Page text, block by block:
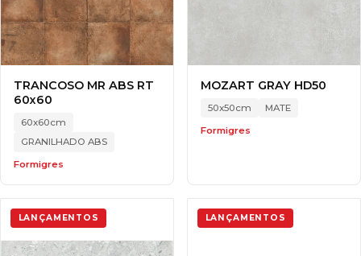
TRANCOSO MR ABS RT
60x60
60x60cm
GRANILHADO ABS
Formigres
MOZART GRAY HD50
50x50cm
MATE
Formigres
LANÇAMENTOS LANÇAMENTOS